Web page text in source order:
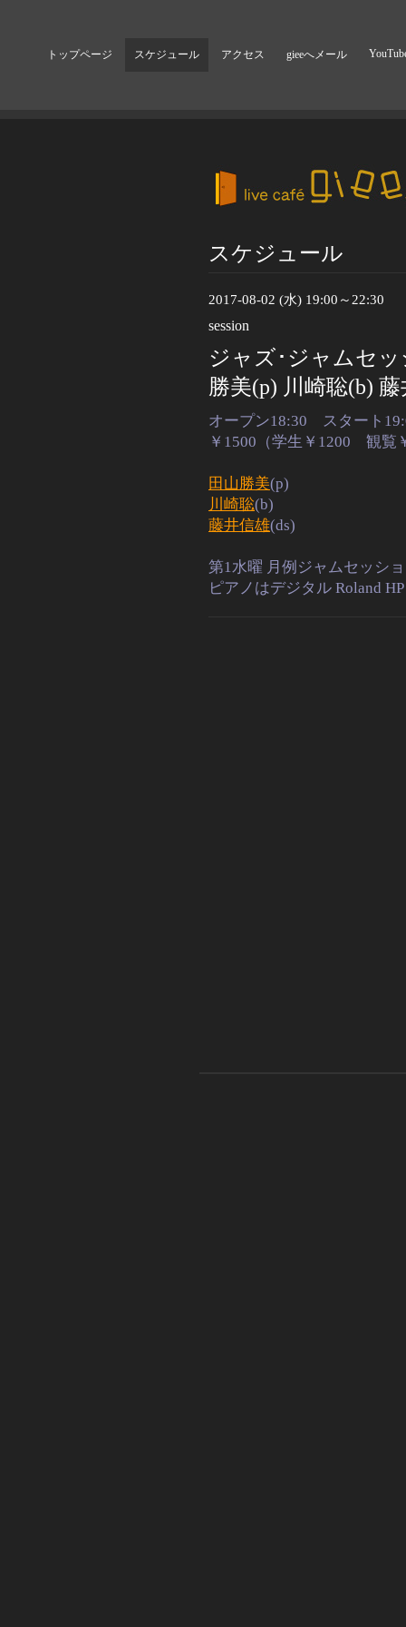
トップページ スケジュール アクセス gieeへメール
スケジュール
2017-08-02 (水) 19:00～22:30
session
ジャズ･ジャムセ
勝美(p) 川崎聡(b)
オープン18:30 スタート
￥1500（学生￥1200 観
田山勝美(p)
川崎聡(b)
藤井信雄(ds)
第1水曜 月例ジャムセッシ
ピアノはデジタル Roland